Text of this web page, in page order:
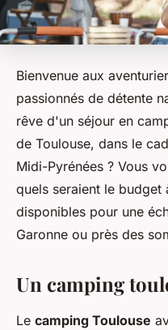
Bienvenue aux
passionnés de détente
rêve d'un séjour en
de Toulouse, dans le
Midi-Pyrénées ? Vous
quels seraient le
disponibles pour une
Garonne ou près des
Un camping
Le camping Toulouse